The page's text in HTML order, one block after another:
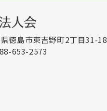
徳島市東吉野町2丁目31-18
653-2573